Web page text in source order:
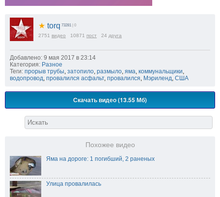
★ torq 73281 | 0
2751 видео 10871 пост 24 друга
Добавлено: 9 мая 2017 в 23:14
Категория: Разное
Теги: прорыв трубы, затопило, размыло, яма, коммунальщики,
водопровод, провалился асфальт, провалился, Мэриленд, США
Скачать видео (13.55 Мб)
Похожее видео
Яма на дороге: 1 погибший, 2 раненых
Улица провалилась